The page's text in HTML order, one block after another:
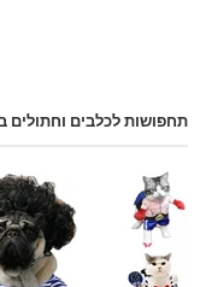
תחפושות לכלבים